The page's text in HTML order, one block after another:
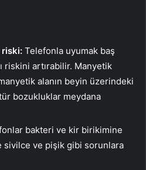
riski: Telefonla uyumak baş
riskini artırabilir. Manyetik
alanın beyin üzerindeki
bozukluklar meydana
bakteri ve kir birikimine
sivilce ve pişik gibi sorunlara